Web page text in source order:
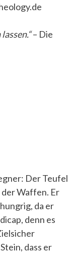
– Die
Der Teufel
Waffen. Er
da er
denn es
dass er